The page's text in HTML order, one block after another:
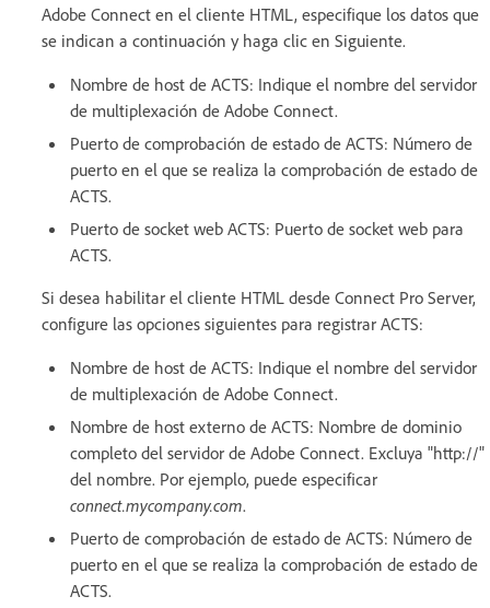
Adobe Connect en el cliente HTML, especifique los datos que
se indican a continuación y haga clic en Siguiente.
Nombre de host de ACTS: Indique el nombre del servidor
de multiplexación de Adobe Connect.
Puerto de comprobación de estado de ACTS: Número de
puerto en el que se realiza la comprobación de estado de
ACTS.
Puerto de socket web ACTS: Puerto de socket web para
ACTS.
Si desea habilitar el cliente HTML desde Connect Pro Server,
configure las opciones siguientes para registrar ACTS:
Nombre de host de ACTS: Indique el nombre del servidor
de multiplexación de Adobe Connect.
Nombre de host externo de ACTS: Nombre de dominio
completo del servidor de Adobe Connect. Excluya "http://"
del nombre. Por ejemplo, puede especificar
connect.mycompany.com.
Puerto de comprobación de estado de ACTS: Número de
puerto en el que se realiza la comprobación de estado de
ACTS.